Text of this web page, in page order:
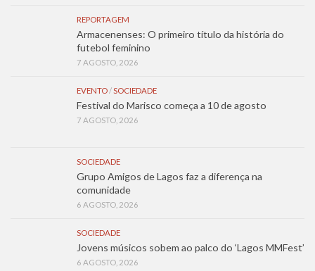
REPORTAGEM
Armacenenses: O primeiro título da história do
futebol feminino
7 AGOSTO, 2026
EVENTO/SOCIEDADE
Festival do Marisco começa a 10 de agosto
7 AGOSTO, 2026
SOCIEDADE
Grupo Amigos de Lagos faz a diferença na
comunidade
6 AGOSTO, 2026
SOCIEDADE
Jovens músicos sobem ao palco do ‘Lagos MMFest’
6 AGOSTO, 2026